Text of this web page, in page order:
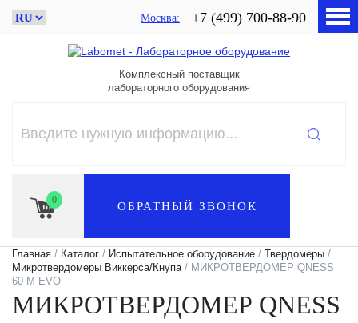
Москва +7 (499) 700-88-90
Комплексный поставщик
лабораторного оборудования
0 ОБРАТНЫЙ ЗВОНОК
Главная / Каталог / Испытательное оборудование / Твердомеры /
Микротвердомеры Виккерса/Кнупа / МИКРОТВЕРДОМЕР QNESS
60 M EVO
МИКРОТВЕРДОМЕР QNESS